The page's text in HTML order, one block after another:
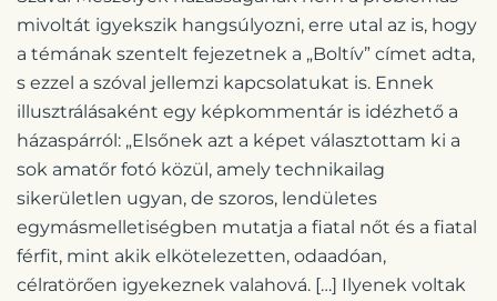
mivoltát igyekszik hangsúlyozni, erre utal az is, hogy
a témának szentelt fejezetnek a „Boltív” címet adta,
s ezzel a szóval jellemzi kapcsolatukat is. Ennek
illusztrálásaként egy képkommentár is idézhető a
házaspárról: „Elsőnek azt a képet választottam ki a
sok amatőr fotó közül, amely technikailag
sikerületlen ugyan, de szoros, lendületes
egymásmelletiségben mutatja a fiatal nőt és a fiatal
férfit, mint akik elkötelezetten, odaadóan,
célratörően igyekeznek valahová. […] Ilyenek voltak